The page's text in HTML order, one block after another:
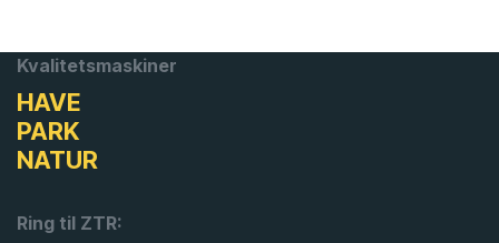
Kvalitetsmaskiner
HAVE
PARK
NATUR
Ring til ZTR: